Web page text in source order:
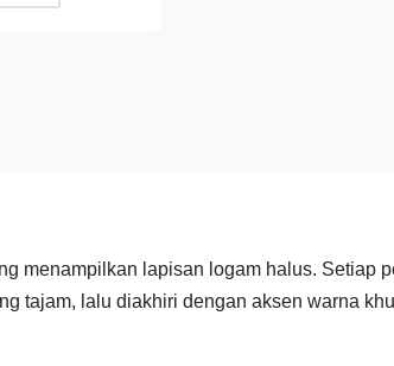
menampilkan lapisan logam halus. Setiap
tajam, lalu diakhiri dengan aksen warna